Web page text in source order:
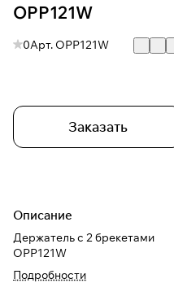
OPP121W
0Арт. OPP121W
Заказать
Описание
Держатель с 2 брекетами
OPP121W
Подробности